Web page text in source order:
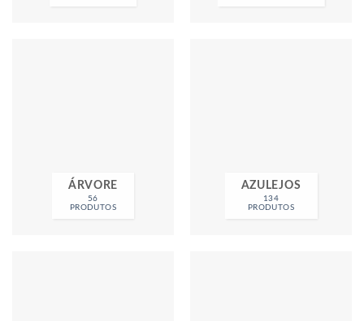
ÁRVORE
56
PRODUTOS
AZULEJOS
134
PRODUTOS